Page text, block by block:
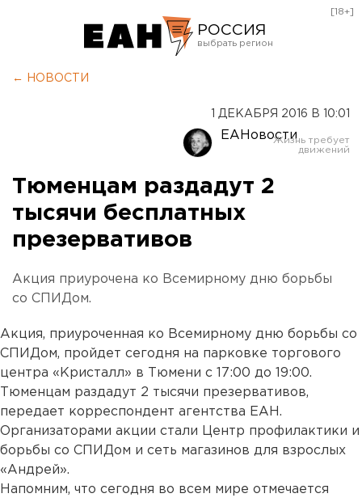
РОССИЯ
Оренбург
[18+]
← НОВОСТИ
1 ДЕКАБРЯ 2016 В 10:01
ЕАНовости
Тюменцам раздадут 2
тысячи бесплатных
презервативов
Акция приурочена ко Всемирному дню борьбы
со СПИДом.
Акция, приуроченная ко Всемирному дню борьбы со
СПИДом, пройдет сегодня на парковке торгового
центра «Кристалл» в Тюмени с 17:00 до 19:00.
Тюменцам раздадут 2 тысячи презервативов,
передает корреспондент агентства ЕАН.
Организаторами акции стали Центр профилактики и
борьбы со СПИДом и сеть магазинов для взрослых
«Андрей».
Напомним, что сегодня во всем мире отмечается